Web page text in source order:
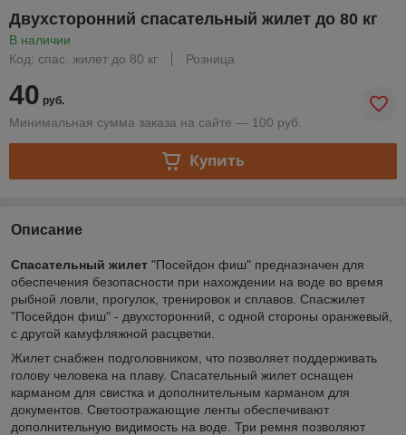
Двухсторонний спасательный жилет до 80 кг
В наличии
Код: спас. жилет до 80 кг
Розница
40 руб.
Минимальная сумма заказа на сайте — 100 руб.
Купить
Описание
Спасательный жилет "Посейдон фиш" предназначен для
обеспечения безопасности при нахождении на воде во время
рыбной ловли, прогулок, тренировок и сплавов. Спасжилет
"Посейдон фиш" - двухсторонний, с одной стороны оранжевый,
с другой камуфляжной расцветки.
Жилет снабжен подголовником, что позволяет поддерживать
голову человека на плаву. Спасательный жилет оснащен
карманом для свистка и дополнительным карманом для
документов. Светоотражающие ленты обеспечивают
дополнительную видимость на воде. Три ремня позволяют